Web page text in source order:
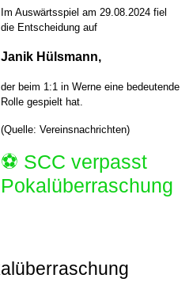
Im Auswärtsspiel am 29.08.2024 fiel
die Entscheidung auf
Janik Hülsmann,
der beim 1:1 in Werne eine bedeutende
Rolle gespielt hat.
(Quelle: Vereinsnachrichten)
⚽️ SCC verpasst
Pokalüberraschung